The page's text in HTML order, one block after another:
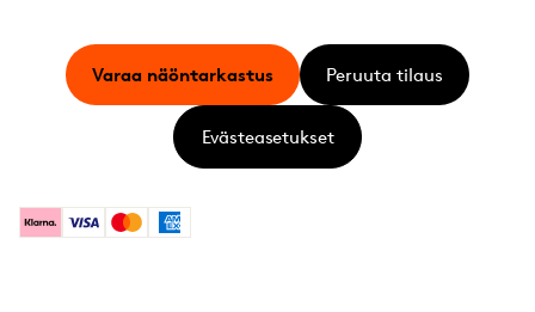
KlarnaVisa MastercardAmerican Express
Varaa näöntarkastus Peruuta tilaus
Evästeasetukset